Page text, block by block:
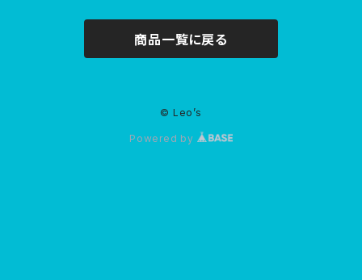
商品一覧に戻る
© Leo’s
Powered by